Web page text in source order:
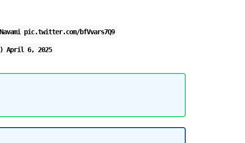
pic.twitter.com/bfVvars7Q9
April 6, 2025